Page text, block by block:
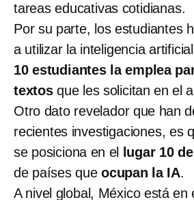
tareas educativas cotidianas.
Por su parte, los estudiantes
a utilizar la inteligencia
10 estudiantes la emplea
textosque les solicitan en el
Otro dato revelador que han
recientes investigaciones, es
se posiciona en el
lugar 10
de países queocupan la IA.
A nivel global, México está en